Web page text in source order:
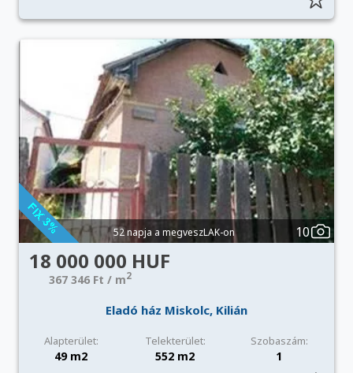
52 napja a megveszLAK-on 10
18 000 000 HUF
367 346 Ft / m2
Eladó ház Miskolc, Kilián
Alapterület: Telekterület: Szobaszám:
49 m2 552 m2 1